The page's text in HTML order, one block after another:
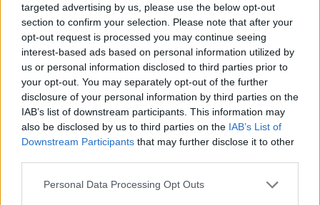
targeted advertising by us, please use the below opt-out
section to confirm your selection. Please note that after your
opt-out request is processed you may continue seeing
interest-based ads based on personal information utilized by
us or personal information disclosed to third parties prior to
your opt-out. You may separately opt-out of the further
disclosure of your personal information by third parties on the
IAB’s list of downstream participants. This information may
also be disclosed by us to third parties on the IAB’s List of
Downstream Participants that may further disclose it to other
Personal Data Processing Opt Outs